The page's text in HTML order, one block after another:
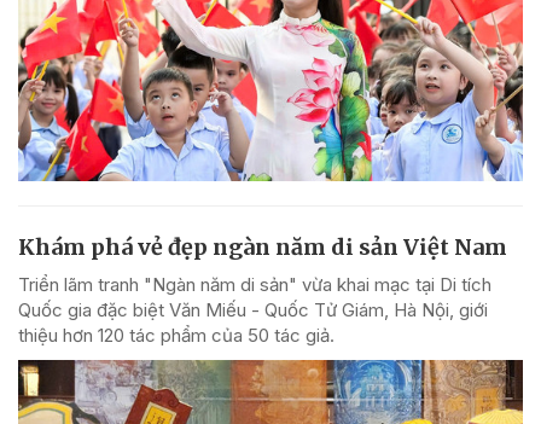
Khám phá vẻ đẹp ngàn năm di sản Việt Nam
Triển lãm tranh "Ngàn năm di sản" vừa khai mạc tại Di tích
Quốc gia đặc biệt Văn Miếu - Quốc Tử Giám, Hà Nội, giới
thiệu hơn 120 tác phẩm của 50 tác giả.